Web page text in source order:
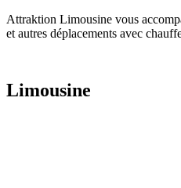
Attraktion Limousine vous
et autres déplacements avec
Limousine